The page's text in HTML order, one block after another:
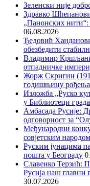
Зеленски није
Здравко
„Панонских
06.08.2026
Ђедовић
обезбедити
Владимир
отпадничке
Жорж Скригин
годишњицу рођења
Изложба „Руско
у Библиотеци града
Амбасада Русије:
одговорност за
Међународни
совјетским
Руским јунацима
пошта у Београду
Славенко Терзић:
Русија наш главни
30.07.2026